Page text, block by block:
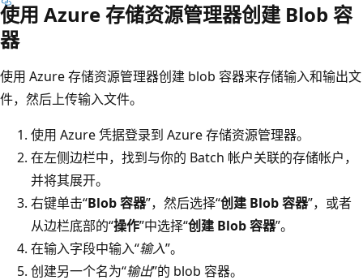
使用 Azure 存储资源管理器创建 Blob 容
器
使用 Azure 存储资源管理器创建 blob 容器来存储输入和输出文
件，然后上传输入文件。
使用 Azure 凭据登录到 Azure 存储资源管理器。
在左侧边栏中，找到与你的 Batch 帐户关联的存储帐户，
并将其展开。
右键单击“Blob 容器”，然后选择“创建 Blob 容器”，或者
从边栏底部的“操作”中选择“创建 Blob 容器”。
在输入字段中输入“输入”。
创建另一个名为“输出”的 blob 容器。